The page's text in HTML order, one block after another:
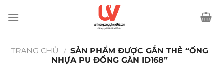
qua
TRANG CHỦ
/ SẢN PHẨM ĐƯỢC GẮN THẺ “ỐNG
NHỰA PU ĐỒNG GÂN ID168”